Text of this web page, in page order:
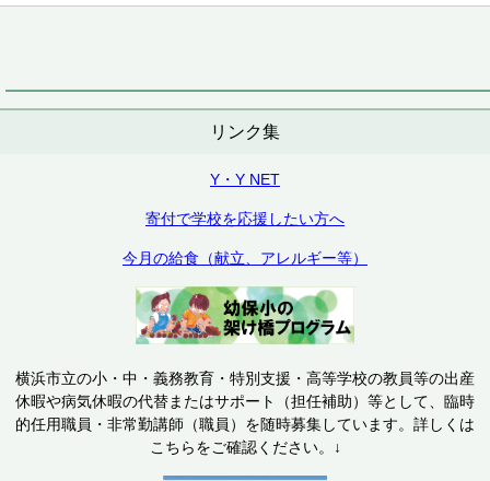
リンク集
Y・Y NET
寄付で学校を応援したい方へ
今月の給食（献立、アレルギー等）
横浜市立の小・中・義務教育・特別支援・高等学校の教員等の出産
休暇や病気休暇の代替またはサポート（担任補助）等として、臨時
的任用職員・非常勤講師（職員）を随時募集しています。詳しくは
こちらをご確認ください。↓